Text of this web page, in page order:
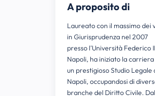
A proposito di
Laureato con il massimo dei
in Giurisprudenza nel 2007
presso l'Università Federico
Napoli, ha iniziato la carriera
un prestigioso Studio Legale
Napoli, occupandosi di
branche del Diritto Civile. Dal